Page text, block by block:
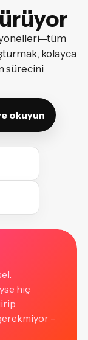
kolayca
sürecini
okuyun
hiç
-